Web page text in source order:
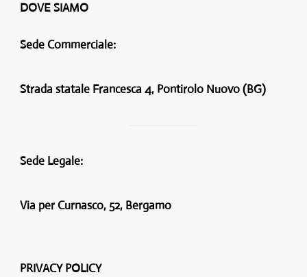
DOVE SIAMO
Sede Commerciale:
Strada statale Francesca 4, Pontirolo Nuovo (BG)
Sede Legale:
Via per Curnasco, 52, Bergamo
PRIVACY POLICY